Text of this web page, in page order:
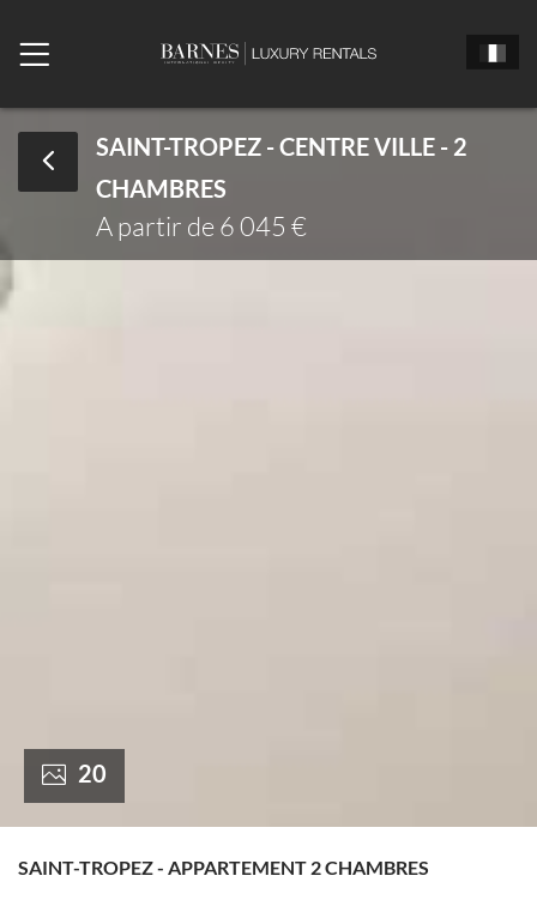
SAINT-TROPEZ - CENTRE VILLE - 2
CHAMBRES
A partir de 6 045 €
20
SAINT-TROPEZ - APPARTEMENT 2 CHAMBRES
France +(33)